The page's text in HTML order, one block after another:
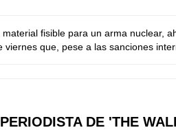
fisible para un arma nuclear,
que, pese a las sanciones
DE 'THE